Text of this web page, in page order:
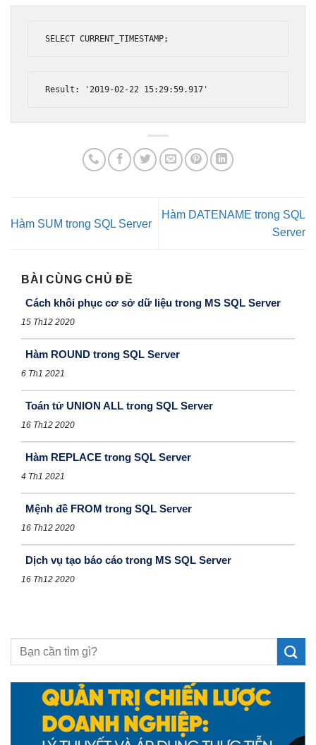
SELECT CURRENT_TIMESTAMP;
Result : '2019-02-22 15:29:59.917'
Hàm SUM trong SQL Server
Hàm DATENAME trong SQL
Server
BÀI CÙNG CHỦ ĐỀ
Cách khôi phục cơ sở dữ liệu trong MS SQL Server
15 Th12 2020
Hàm ROUND trong SQL Server
6 Th1 2021
Toán tử UNION ALL trong SQL Server
16 Th12 2020
Hàm REPLACE trong SQL Server
4 Th1 2021
Mệnh đề FROM trong SQL Server
16 Th12 2020
Dịch vụ tạo báo cáo trong MS SQL Server
16 Th12 2020